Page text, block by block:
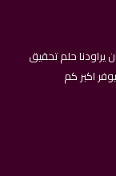
احلامنا للهواة كبيرة , فمنذ عام 2015 كان يراودنا حلم تحقيق
اكبر كم